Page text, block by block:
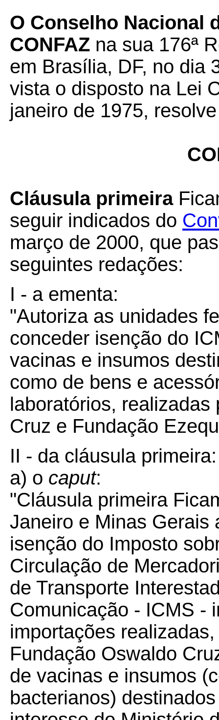
O Conselho Nacional
CONFAZ na sua 176ª
em Brasília, DF, no dia
vista o disposto na Lei
janeiro de 1975,
Cláusula primeira
seguir indicados do
março de 2000, que
seguintes redações:
I - a ementa:
"Autoriza as unidades
conceder isenção do
vacinas e insumos
como de bens e
laboratórios,
Cruz e Fundação
II - da cláusula primeira:
a) o caput:
"Cláusula primeira
Janeiro e Minas Gerais
isenção do Imposto
Circulação de
de Transporte
Comunicação - ICMS -
importações
Fundação Oswaldo
de vacinas e insumos
bacterianos)